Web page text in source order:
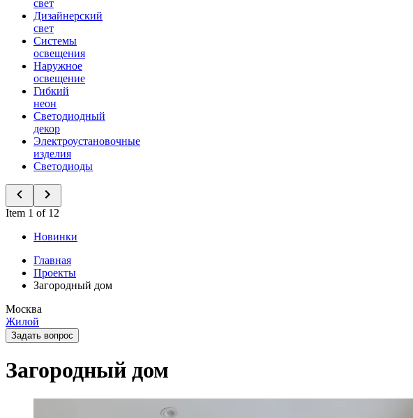
свет
Дизайнерский
свет
Системы
освещения
Наружное
освещение
Гибкий
неон
Светодиодный
декор
Электроустановочные
изделия
Светодиоды
Item 1 of 12
Новинки
Главная
Проекты
Загородный дом
Москва
Жилой
Задать вопрос
Загородный дом